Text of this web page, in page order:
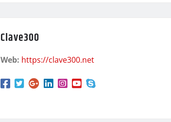
Clave300
Web: https://clave300.net